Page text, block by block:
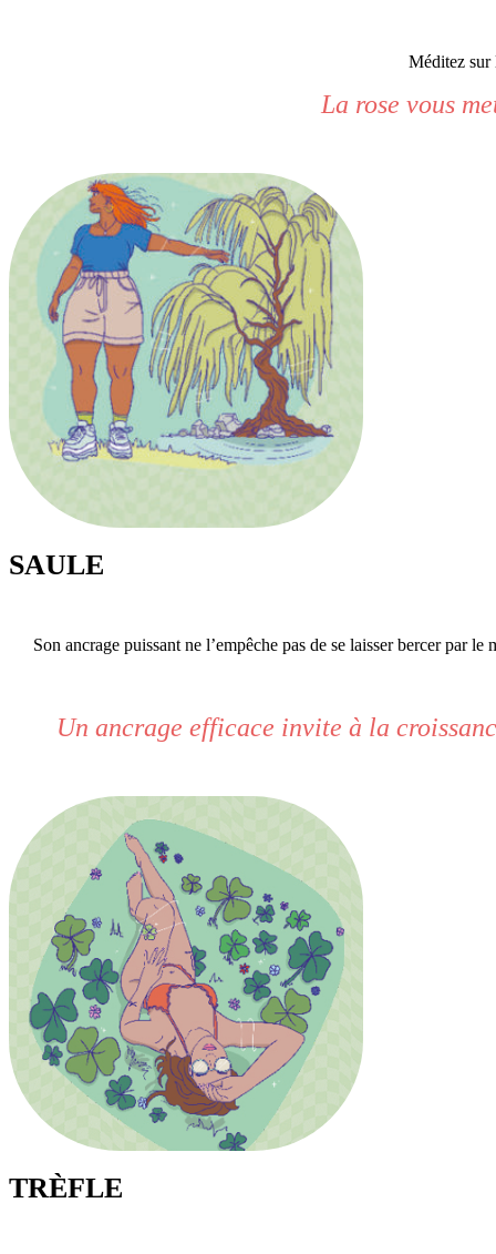
Méditez sur
La rose vous
SAULE
Son ancrage puissant ne l’empêche pas de se laisser bercer par
Un ancrage efficace invite à la
TRÈFLE